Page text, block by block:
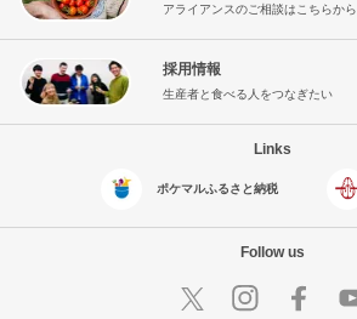
アライアンスのご相談はこちらから
採用情報
生産者と食べる人をつなぎたい
Links
ポケマルふるさと納税
Follow us